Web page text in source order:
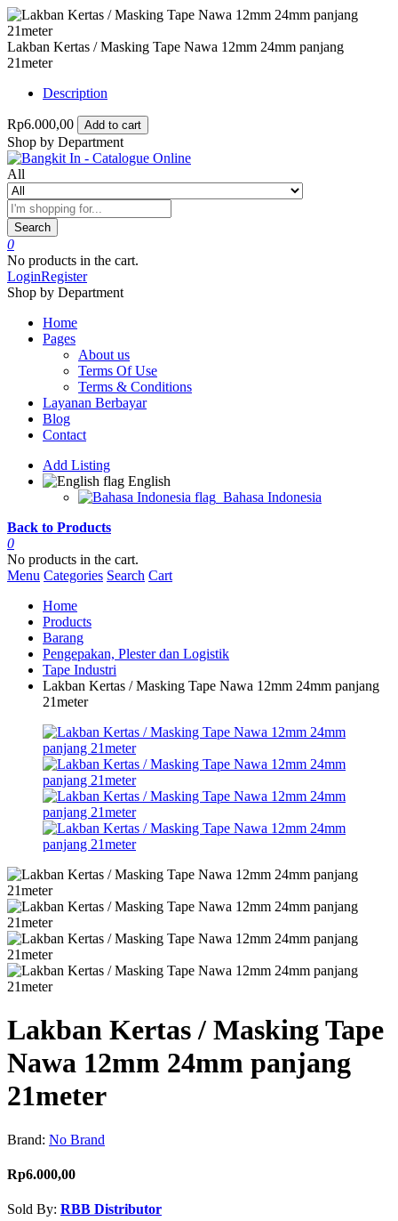
Lakban Kertas / Masking Tape Nawa 12mm 24mm panjang
21meter
Description
Rp6.000,00 Add to cart
Shop by Department
All
Search
0
No products in the cart.
LoginRegister
Shop by Department
Home
Pages
About us
Terms Of Use
Terms & Conditions
Layanan Berbayar
Blog
Contact
Add Listing
English
Bahasa Indonesia
Back to Products
0
No products in the cart.
Menu Categories Search Cart
Home
Products
Barang
Pengepakan, Plester dan Logistik
Tape Industri
Lakban Kertas / Masking Tape Nawa 12mm 24mm panjang
21meter
Lakban Kertas / Masking Tape
Nawa 12mm 24mm panjang
21meter
Brand: No Brand
Rp6.000,00
Sold By: RBB Distributor